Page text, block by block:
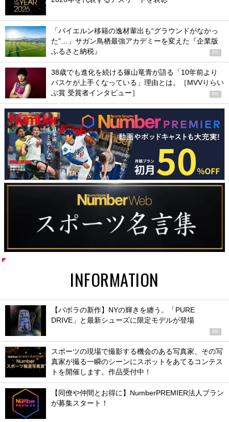
「バイエルン移籍の逸材輩出も“グラウンドがなかっ
た”…」サガン鳥栖最強アカデミーを変えた『企業版
ふるさと納税』
PR
38歳でも進化を続ける篠山竜青が語る「10年前より
バスケが上手くなっている」理由とは。［MVVりらい
ぶ賞 受賞者インタビュー］
PR
INFORMATION
【バボラの新作】NYの輝きを纏う。「PURE
DRIVE」と最新シューズに限定モデルが登場
PR
スポーツの現場で撮影する機会のある写真家、その写
真家が撮る一瞬のシーンにスポットをあてるコンテス
トを開催します。作品受付中！
【同僚や仲間とお得に】NumberPREMIER法人プラン
が募集スタート！